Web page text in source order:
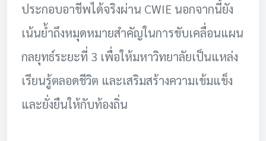
ประกอบอาชีพได้จริงผ่าน CWIE นอกจากนี้ยัง
เน้นย้ำถึงหมุดหมายสำคัญในการขับเคลื่อนแผน
กลยุทธ์ระยะที่ 3 เพื่อให้มหาวิทยาลัยเป็นแหล่ง
เรียนรู้ตลอดชีวิต และเสริมสร้างความเข้มแข็ง
และยั่งยืนให้กับท้องถิ่น